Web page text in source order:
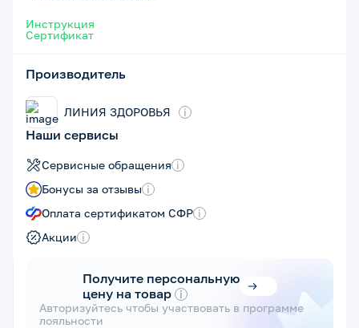
Инструкция
Сертификат
Производитель
ЛИНИЯ ЗДОРОВЬЯ i
Наши сервисы
Сервисные обращения i
Бонусы за отзывы i
Оплата сертификатом СФР i
Акции i
Получите персональную
цену на товар i
Авторизуйтесь чтобы участвовать в программе
лояльности